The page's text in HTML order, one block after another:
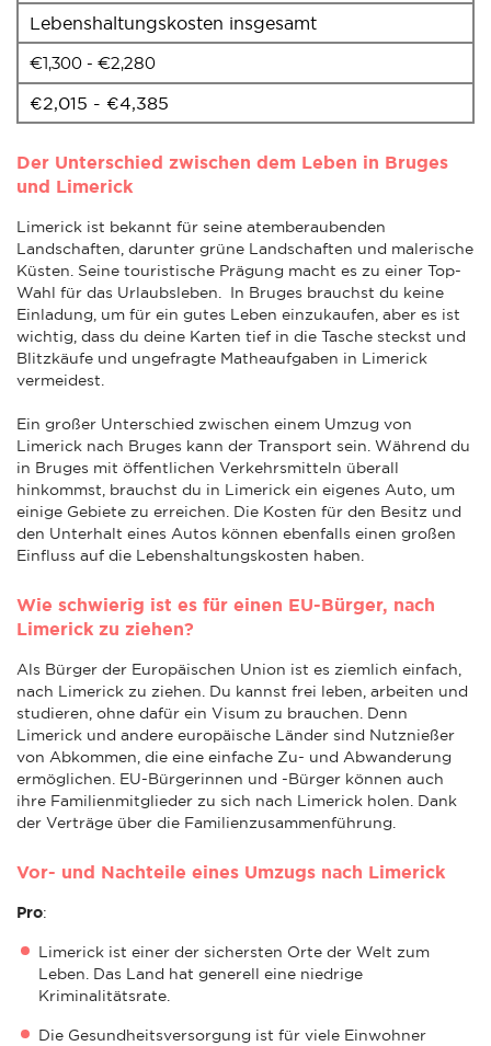
Lebenshaltungskosten insgesamt
€1,300 - €2,280
€2,015 - €4,385
Der Unterschied zwischen dem Leben in Bruges
und Limerick
Limerick ist bekannt für seine atemberaubenden
Landschaften, darunter grüne Landschaften und malerische
Küsten. Seine touristische Prägung macht es zu einer Top-
Wahl für das Urlaubsleben. In Bruges brauchst du keine
Einladung, um für ein gutes Leben einzukaufen, aber es ist
wichtig, dass du deine Karten tief in die Tasche steckst und
Blitzkäufe und ungefragte Matheaufgaben in Limerick
vermeidest.
Ein großer Unterschied zwischen einem Umzug von
Limerick nach Bruges kann der Transport sein. Während du
in Bruges mit öffentlichen Verkehrsmitteln überall
hinkommst, brauchst du in Limerick ein eigenes Auto, um
einige Gebiete zu erreichen. Die Kosten für den Besitz und
den Unterhalt eines Autos können ebenfalls einen großen
Einfluss auf die Lebenshaltungskosten haben.
Wie schwierig ist es für einen EU-Bürger, nach
Limerick zu ziehen?
Als Bürger der Europäischen Union ist es ziemlich einfach,
nach Limerick zu ziehen. Du kannst frei leben, arbeiten und
studieren, ohne dafür ein Visum zu brauchen. Denn
Limerick und andere europäische Länder sind Nutznießer
von Abkommen, die eine einfache Zu- und Abwanderung
ermöglichen. EU-Bürgerinnen und -Bürger können auch
ihre Familienmitglieder zu sich nach Limerick holen. Dank
der Verträge über die Familienzusammenführung.
Vor- und Nachteile eines Umzugs nach Limerick
Pro:
Limerick ist einer der sichersten Orte der Welt zum
Leben. Das Land hat generell eine niedrige
Kriminalitätsrate.
Die Gesundheitsversorgung ist für viele Einwohner